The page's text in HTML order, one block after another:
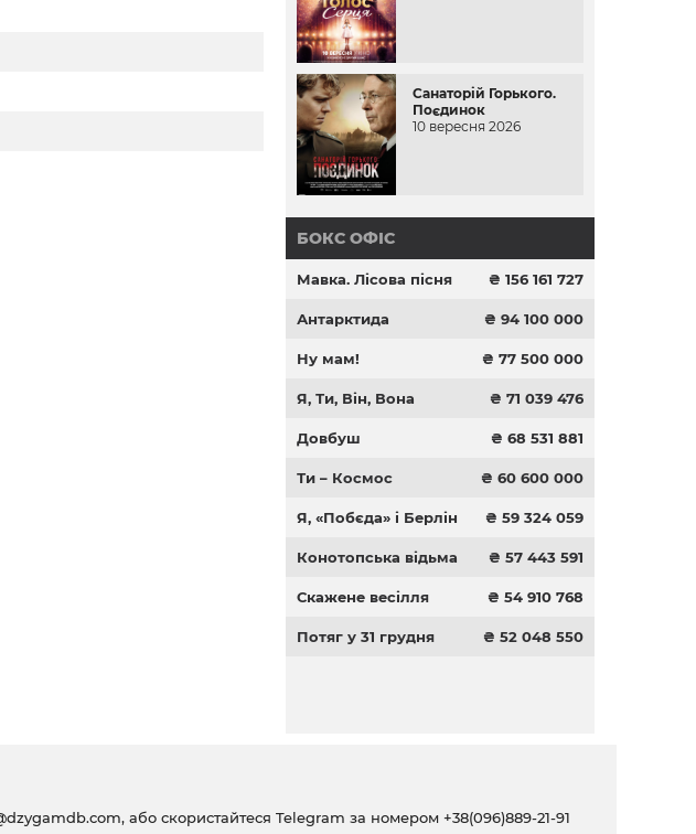
Санаторій Горького.
Поєдинок
10 вересня 2026
БОКС ОФІС
Мавка. Лісова пісня ₴ 156 161 727
Антарктида ₴ 94 100 000
Ну мам! ₴ 77 500 000
Я, Ти, Він, Вона ₴ 71 039 476
Довбуш ₴ 68 531 881
Ти – Космос ₴ 60 600 000
Я, «Побєда» і Берлін ₴ 59 324 059
Конотопська відьма ₴ 57 443 591
Скажене весілля ₴ 54 910 768
Потяг у 31 грудня ₴ 52 048 550
, або скористайтеся Telegram за номером +38(096)889-21-91